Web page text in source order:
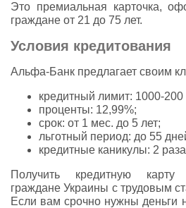
Это премиальная карточка,
граждане от 21 до 75 лет.
Условия кредитования
Альфа-Банк предлагает своим
кредитный лимит: 1000-200
проценты: 12,99%;
срок: от 1 мес. до 5 лет;
льготный период: до 55
кредитные каникулы: 2
Получить кредитную
граждане Украины с трудовым
Если вам срочно нужны деньги